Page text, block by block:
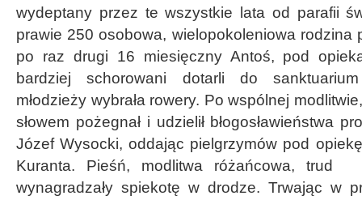
wydeptany przez te wszystkie lata od parafii
prawie 250 osobowa, wielopokoleniowa rodzina
po raz drugi 16 miesięczny Antoś, pod
bardziej schorowani dotarli do
młodzieży wybrała rowery. Po wspólnej
słowem pożegnał i udzielił błogosławieństwa
Józef Wysocki, oddając pielgrzymów pod
Kuranta. Pieśń, modlitwa różańcowa,
wynagradzały spiekotę w drodze. Trwając w